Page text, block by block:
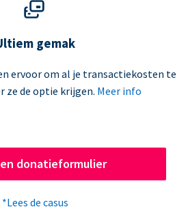
gemak
ervoor om al je transactiekosten te
ze de optie krijgen. Meer info
donatieformulier
*Lees de casus